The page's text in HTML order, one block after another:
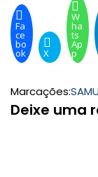
Fa
ce
bo
ok X
W
ha
ts
Ap
p
Marcações:SAMU
Deixe uma